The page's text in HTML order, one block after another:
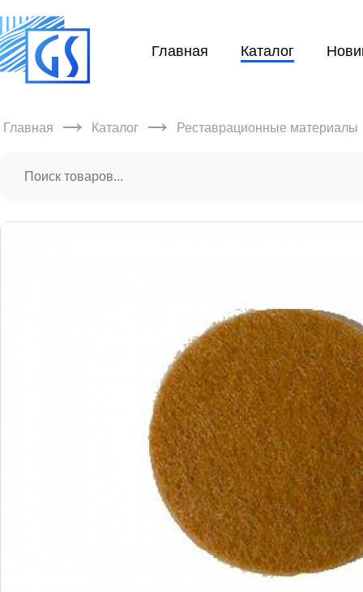
Главная Каталог
Главная → Каталог → Реставрационные материалы